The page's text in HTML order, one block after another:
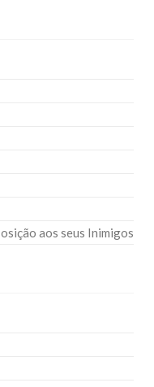
aos seus Inimigos